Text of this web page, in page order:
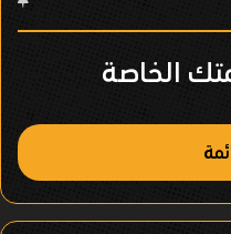
الخاصة